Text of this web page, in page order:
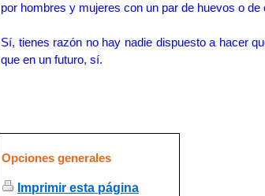
por hombres y mujeres con un par de huevos o
Sí, tienes razón no hay nadie dispuesto a hacer
que en un futuro, sí.
Opciones generales
Imprimir esta página